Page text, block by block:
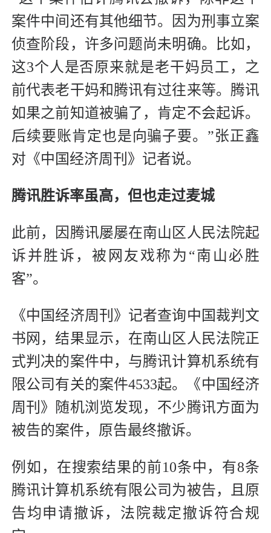
案件中间还有其他细节。因为刑事立案
侦查阶段，许多问题尚未明确。比如，
这3个人是否原来就是老干妈员工，之
前代表老干妈和腾讯有过往来等。腾讯
如果之前知道被骗了，肯定不会起诉。
后续要账肯定也是向骗子要。”张正鑫
对《中国经济周刊》记者说。
腾讯胜诉率虽高，但也走过麦城
此前，因腾讯屡屡在南山区人民法院起
诉并胜诉，被网友戏称为“南山必胜
客”。
《中国经济周刊》记者查询中国裁判文
书网，结果显示，在南山区人民法院正
式判决的案件中，与腾讯计算机系统有
限公司有关的案件4533起。《中国经济
周刊》随机浏览发现，不少腾讯方面为
被告的案件，原告最终撤诉。
例如，在搜索结果的前10条中，有8条
腾讯计算机系统有限公司为被告，且原
告均申请撤诉，法院裁定撤诉符合规